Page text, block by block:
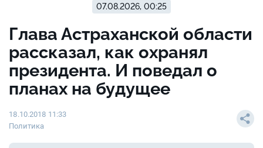
07.08.2026, 00:25
Глава Астраханской области
рассказал, как охранял
президента. И поведал о
планах на будущее
18.10.2018 11:33
Политика